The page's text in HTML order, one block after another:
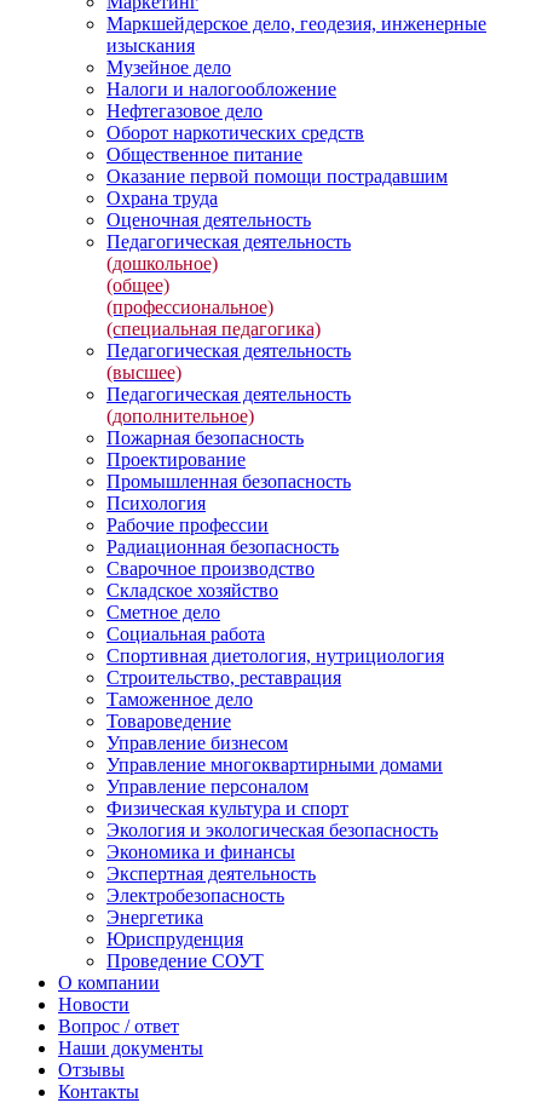
Маркшейдерское дело, геодезия, инженерные
изыскания
Музейное дело
Налоги и налогообложение
Нефтегазовое дело
Оборот наркотических средств
Общественное питание
Оказание первой помощи пострадавшим
Охрана труда
Оценочная деятельность
Педагогическая деятельность
(дошкольное)
(общее)
(профессиональное)
(специальная педагогика)
Педагогическая деятельность
(высшее)
Педагогическая деятельность
(дополнительное)
Пожарная безопасность
Проектирование
Промышленная безопасность
Психология
Рабочие профессии
Радиационная безопасность
Сварочное производство
Складское хозяйство
Сметное дело
Социальная работа
Спортивная диетология, нутрициология
Строительство, реставрация
Таможенное дело
Товароведение
Управление бизнесом
Управление многоквартирными домами
Управление персоналом
Физическая культура и спорт
Экология и экологическая безопасность
Экономика и финансы
Экспертная деятельность
Электробезопасность
Энергетика
Юриспруденция
Проведение СОУТ
О компании
Новости
Вопрос / ответ
Наши документы
Отзывы
Контакты